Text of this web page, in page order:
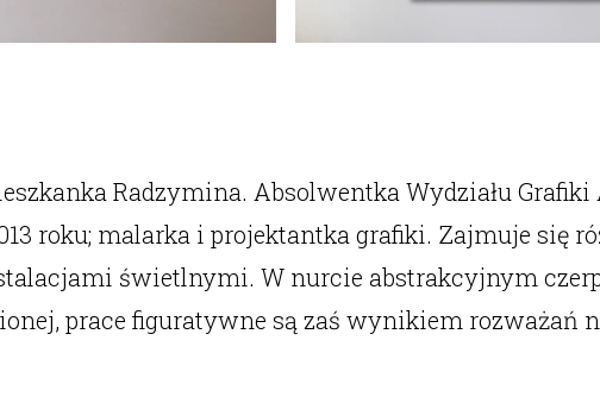
Radzymina. Absolwentka Wydziału
roku; malarka i projektantka grafiki. Zajmuje się
świetlnymi. W nurcie abstrakcyjnym
prace figuratywne są zaś wynikiem rozważań